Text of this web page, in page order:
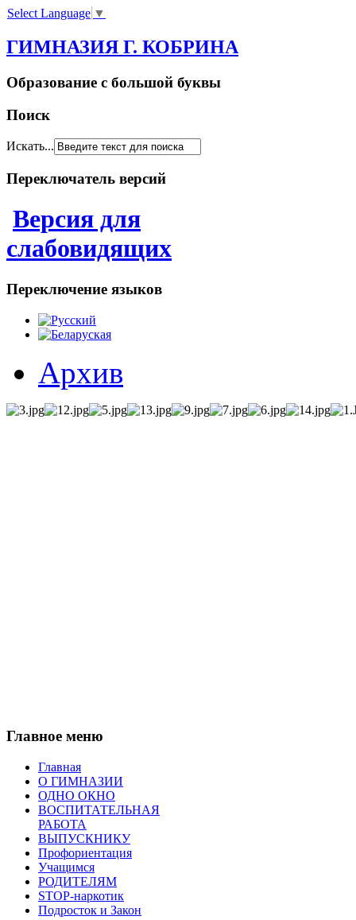
Select Language ▼
ГИМНАЗИЯ Г. КОБРИНА
Образование с большой буквы
Поиск
Искать...
Переключатель версий
Версия для
слабовидящих
Переключение языков
Архив
Главное меню
Главная
О ГИМНАЗИИ
ОДНО ОКНО
ВОСПИТАТЕЛЬНАЯ
РАБОТА
ВЫПУСКНИКУ
Профориентация
Учащимся
РОДИТЕЛЯМ
STOP-наркотик
Подросток и Закон